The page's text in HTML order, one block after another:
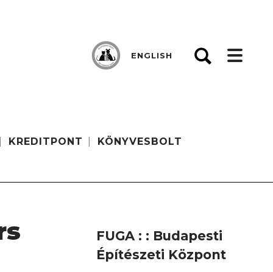
KREDITPONT KÖNYVESBOLT
ENGLISH
FUGA : : Budapesti
Építészeti Központ